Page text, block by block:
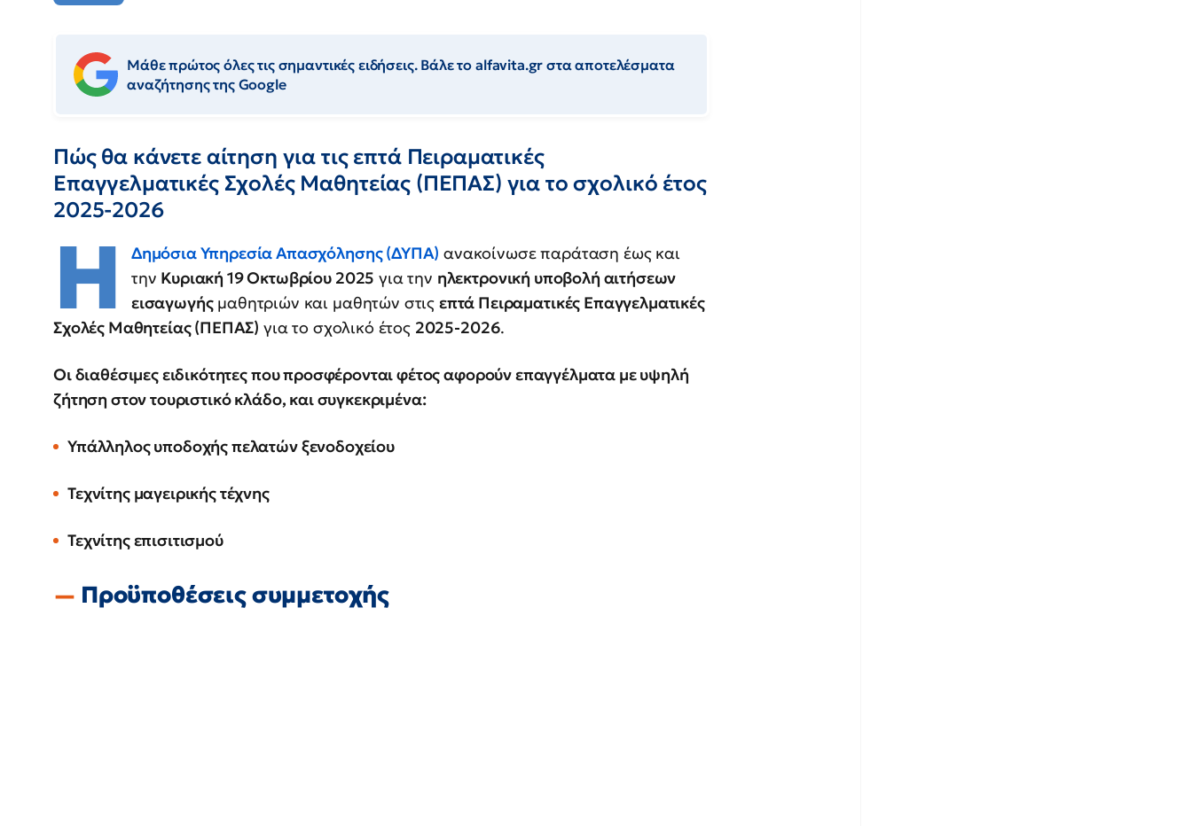
Μάθε πρώτος όλες τις σημαντικές ειδήσεις. Βάλε το alfavita.gr στα αποτελέσματα
αναζήτησης της Google
Πώς θα κάνετε αίτηση για τις επτά Πειραματικές
Επαγγελματικές Σχολές Μαθητείας (ΠΕΠΑΣ) για το σχολικό έτος
2025-2026
Η Δημόσια Υπηρεσία Απασχόλησης (ΔΥΠΑ) ανακοίνωσε παράταση έως και
την Κυριακή 19 Οκτωβρίου 2025 για την ηλεκτρονική υποβολή αιτήσεων
εισαγωγήςμαθητριών και μαθητών στις επτά Πειραματικές Επαγγελματικές
Σχολές Μαθητείας (ΠΕΠΑΣ) για το σχολικό έτος 2025-2026.
Οι διαθέσιμες ειδικότητες που προσφέρονται φέτος αφορούν επαγγέλματα με υψηλή
ζήτηση στον τουριστικό κλάδο, και συγκεκριμένα:
Υπάλληλος υποδοχής πελατών ξενοδοχείου
Τεχνίτης μαγειρικής τέχνης
Τεχνίτης επισιτισμού
Προϋποθέσεις συμμετοχής